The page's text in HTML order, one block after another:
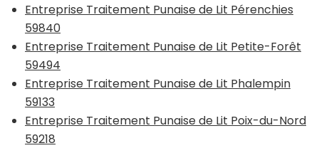
Entreprise Traitement Punaise de Lit Pérenchies
59840
Entreprise Traitement Punaise de Lit Petite-Forêt
59494
Entreprise Traitement Punaise de Lit Phalempin
59133
Entreprise Traitement Punaise de Lit Poix-du-Nord
59218